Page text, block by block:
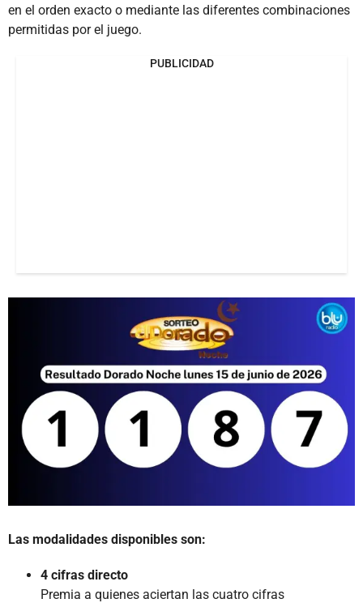
en el orden exacto o mediante las diferentes combinaciones
permitidas por el juego.
PUBLICIDAD
Las modalidades disponibles son:
4 cifras directo
Premia a quienes aciertan las cuatro cifras